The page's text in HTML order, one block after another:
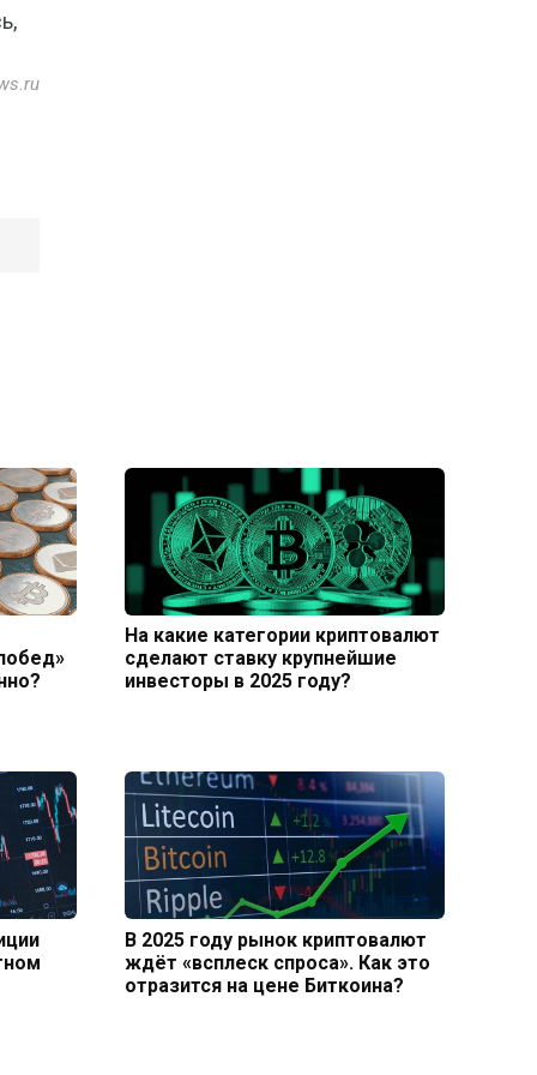
На какие категории криптовалют
сделают ставку крупнейшие
инвесторы в 2025 году?
В 2025 году рынок криптовалют
ждёт «всплеск спроса». Как это
отразится на цене Биткоина?